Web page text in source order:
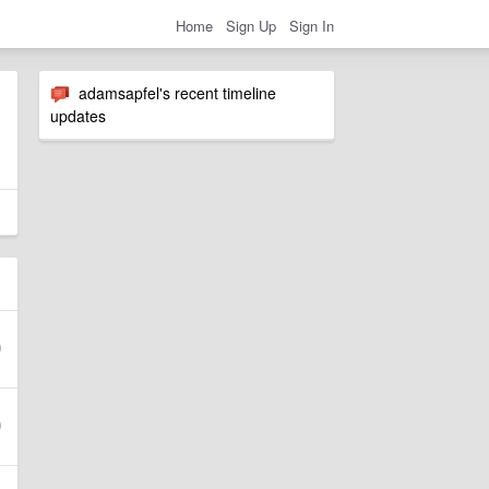
Home Sign Up Sign In
adamsapfel's recent timeline
updates